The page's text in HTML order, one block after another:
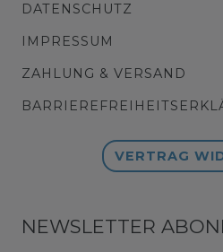
DATENSCHUTZ
IMPRESSUM
ZAHLUNG & VERSAND
VERTRAG
NEWSLETTER